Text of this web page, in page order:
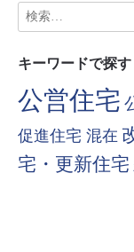
キーワードで探す
公営住宅
促進住宅 混在
宅・更新住宅